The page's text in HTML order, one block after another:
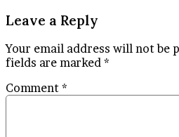
Leave a Reply
Your email address will not be
fields are marked *
Comment *